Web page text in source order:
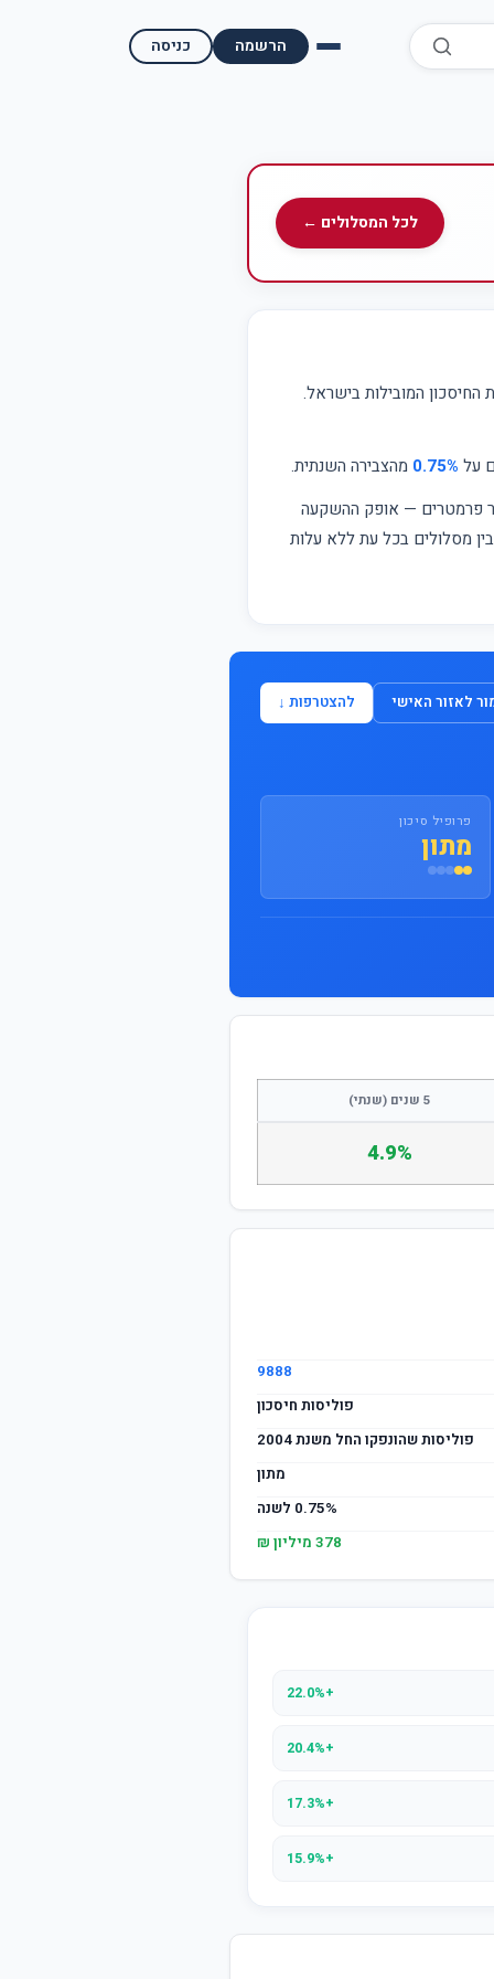
כניסה הרשמה
מאמרים ומדריכים
תשואות היסטוריות
תנאי שימוש
התחבר / הצטרף
לכל המסלולים ←
המובילות בישראל.
על 0.75% מהצבירה השנתית.
פרמטרים — אופק ההשקעה
מסלולים בכל עת ללא עלות
לאזור האישי להצטרפות ↓
פרופיל סיכון
מתון
5 שנים (שנתי)
4.9%
9888
פוליסות חיסכון
פוליסות שהונפקו החל משנת 2004
מתון
0.75% לשנה
378 מיליון ₪
+22.0%
+20.4%
+17.3%
+15.9%